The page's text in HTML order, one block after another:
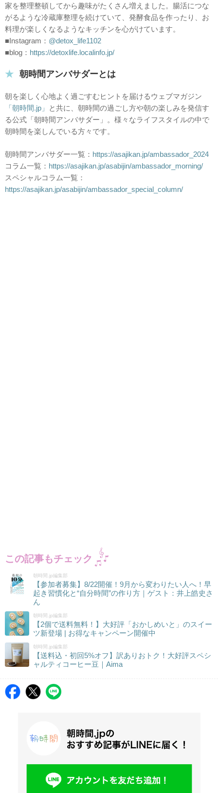
家を整理整頓してから趣味がたくさん増えました。腸活につな
がるような冷蔵庫整理を続けていて、発酵食品を作ったり、お
料理が楽しくなるようなキッチンを心がけています。
■Instagram： @detox_life1102
■blog： https://detoxlife.localinfo.jp/
朝時間アンバサダーとは
朝を楽しく心地よく過ごすむヒントを届けるウェブマガジン
「朝時間.jp」
と共に、朝時間の過ごし方や朝の楽しみを発信す
る公式「朝時間アンバサダー」。様々なライフスタイルの中で
朝時間を楽しんでいる方々です。
朝時間アンバサダー一覧： https://asajikan.jp/ambassador_2024
コラム一覧： https://asajikan.jp/asabijin/ambassador_morning/
スペシャルコラム一覧：
https://asajikan.jp/asabijin/ambassador_special_column/
この記事もチェック
朝時間.jp編集部
【参加者募集】8/22開催！9月から変わりたい人へ！早
起き習慣化と“自分時間”の作り方｜ゲスト：井上皓史さ
ん
朝時間.jp編集部
【2個で送料無料！】大好評「おかしめいと」のスイー
ツ新登場 | お得なキャンペーン開催中
朝時間.jp編集部
【送料込・初回5%オフ】訳ありおトク！大好評スペシ
ャルティコーヒー豆｜Aima